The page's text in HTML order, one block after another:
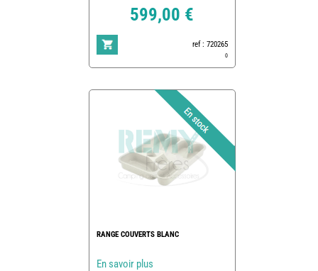
599,00 €
ref : 720265
0
RANGE COUVERTS BLANC
En savoir plus